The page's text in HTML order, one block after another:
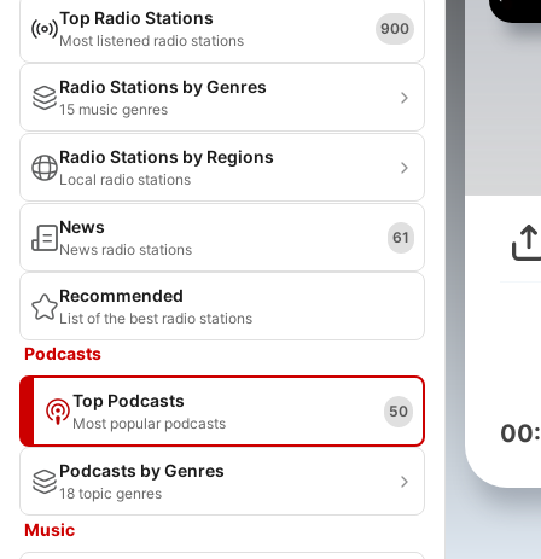
Top Radio Stations
Most listened radio stations
900
Radio Stations by Genres
15 music genres
Radio Stations by Regions
Local radio stations
News
News radio stations
61
Recommended
List of the best radio stations
Podcasts
Top Podcasts
Most popular podcasts
50
Podcasts by Genres
18 topic genres
Music